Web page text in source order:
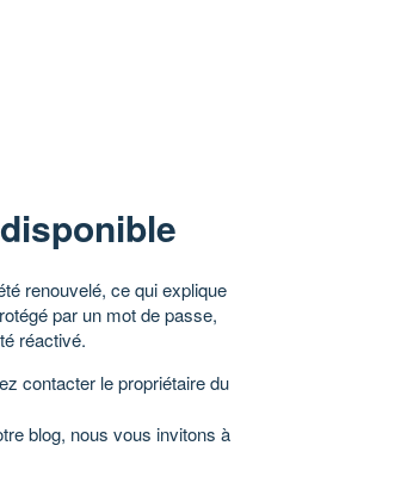
renouvelé, ce qui explique
par un mot de passe,
réactivé.
contacter le propriétaire du
blog, nous vous invitons à